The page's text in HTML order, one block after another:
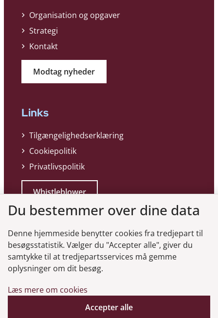
Organisation og opgaver
Strategi
Kontakt
Modtag nyheder
Links
Tilgængelighedserklæring
Cookiepolitik
Privatlivspolitik
Whistleblower
Genveje
Gå til virksomhedsregisteret
Gå til selskabsmeddelelser
Du bestemmer over dine data
Denne hjemmeside benytter cookies fra tredjepart til
besøgsstatistik. Vælger du "Accepter alle", giver du
samtykke til at tredjepartsservices må gemme
oplysninger om dit besøg.
Læs mere om cookies
Accepter alle